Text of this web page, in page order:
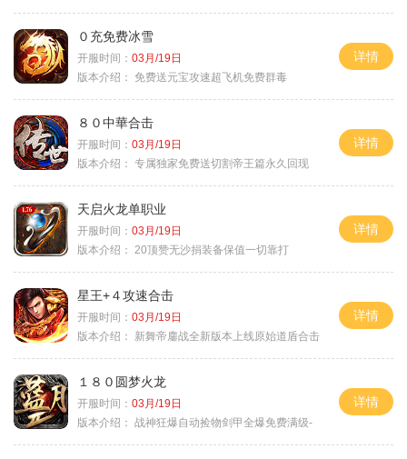
０充免费冰雪
开服时间： 03月/19日
版本介绍： 免费送元宝攻速超飞机免费群毒
详情
８０中華合击
开服时间： 03月/19日
版本介绍： 专属独家免费送切割帝王篇永久回现
详情
天启火龙单职业
开服时间： 03月/19日
版本介绍： 20顶赞无沙捐装备保值一切靠打
详情
星王+４攻速合击
开服时间： 03月/19日
版本介绍：
新舞帝鏖战全新版本上线原始道盾合击
详情
１８０圆梦火龙
开服时间： 03月/19日
版本介绍： 战神狂爆自动捡物剑甲全爆免费满级-
详情